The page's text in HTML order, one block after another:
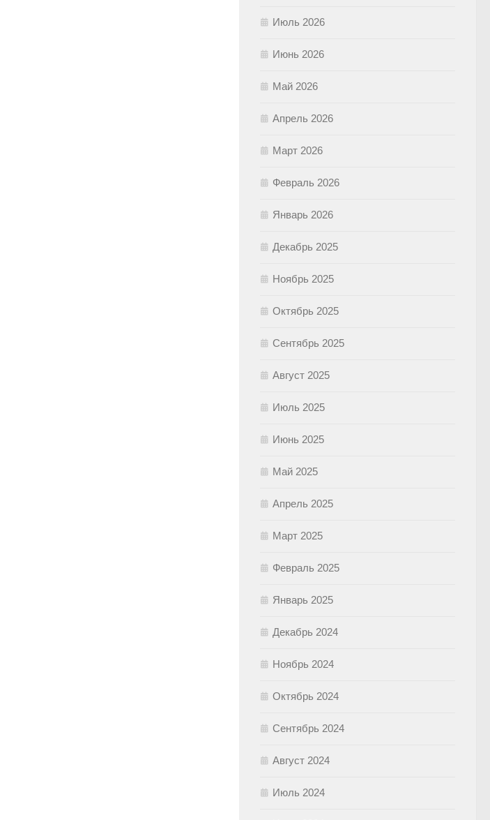
Июль 2026
Июнь 2026
Май 2026
Апрель 2026
Март 2026
Февраль 2026
Январь 2026
Декабрь 2025
Ноябрь 2025
Октябрь 2025
Сентябрь 2025
Август 2025
Июль 2025
Июнь 2025
Май 2025
Апрель 2025
Март 2025
Февраль 2025
Январь 2025
Декабрь 2024
Ноябрь 2024
Октябрь 2024
Сентябрь 2024
Август 2024
Июль 2024